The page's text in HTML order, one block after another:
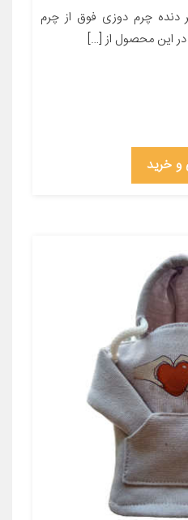
چرم دوزی فوق از چرم
در این محصول از […]
و خرید